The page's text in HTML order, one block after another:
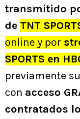
transmitido
de TNT
online y por
SPORTS en
previamente
con acceso
contratados